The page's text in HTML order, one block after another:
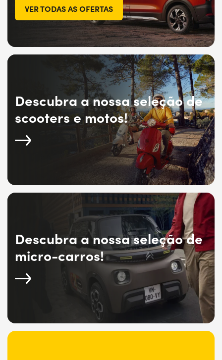
VER TODAS AS OFERTAS
Descubra a nossa seleção de
scooters e motos!
Descubra a nossa seleção de
micro-carros!